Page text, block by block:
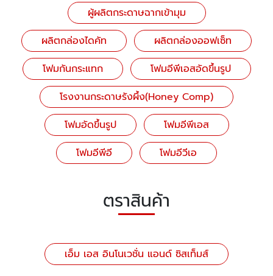
ผู้ผลิตกระดาษฉากเข้ามุม
ผลิตกล่องไดคัท
ผลิตกล่องออฟเซ็ท
โฟมกันกระแทก
โฟมอีพีเอสอัดขึ้นรูป
โรงงานกระดาษรังผึ้ง(Honey Comp)
โฟมอัดขึ้นรูป
โฟมอีพีเอส
โฟมอีพีอี
โฟมอีวีเอ
ตราสินค้า
เอ็ม เอส อินโนเวชั่น แอนด์ ซิสเท็มส์